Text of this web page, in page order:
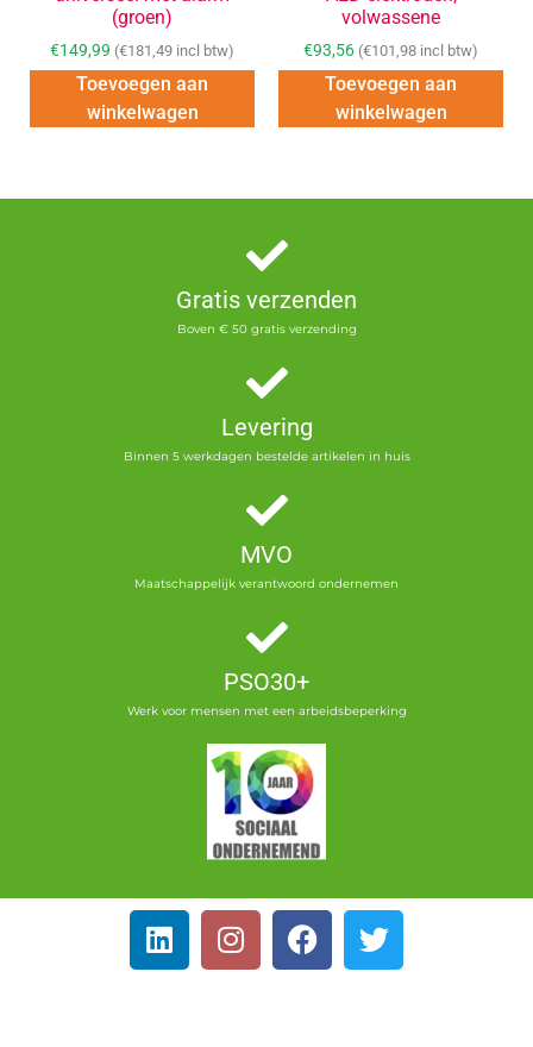
(groen)
€149,99 (€181,49 incl btw)
Toevoegen aan
winkelwagen
volwassene
€93,56 (€101,98 incl btw)
Toevoegen aan
winkelwagen
Gratis verzenden
Boven € 50 gratis verzending
Levering
Binnen 5 werkdagen bestelde artikelen in huis
MVO
Maatschappelijk verantwoord ondernemen
PSO30+
Werk voor mensen met een arbeidsbeperking